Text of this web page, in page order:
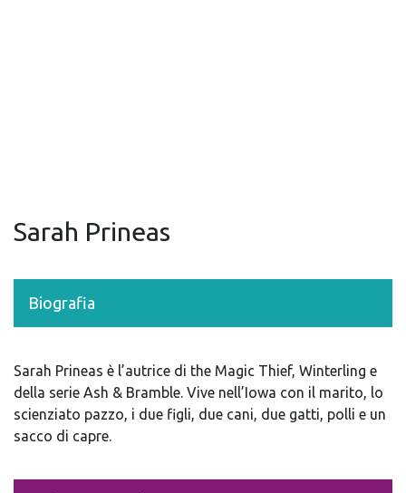
Sarah Prineas
Biografia
Sarah Prineas è l’autrice di the Magic Thief, Winterling e
della serie Ash & Bramble. Vive nell’Iowa con il marito, lo
scienziato pazzo, i due figli, due cani, due gatti, polli e un
sacco di capre.